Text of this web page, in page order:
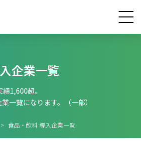
企業一覧
1,600超。
一覧になります。（一部）
> 食品・飲料 導入企業一覧